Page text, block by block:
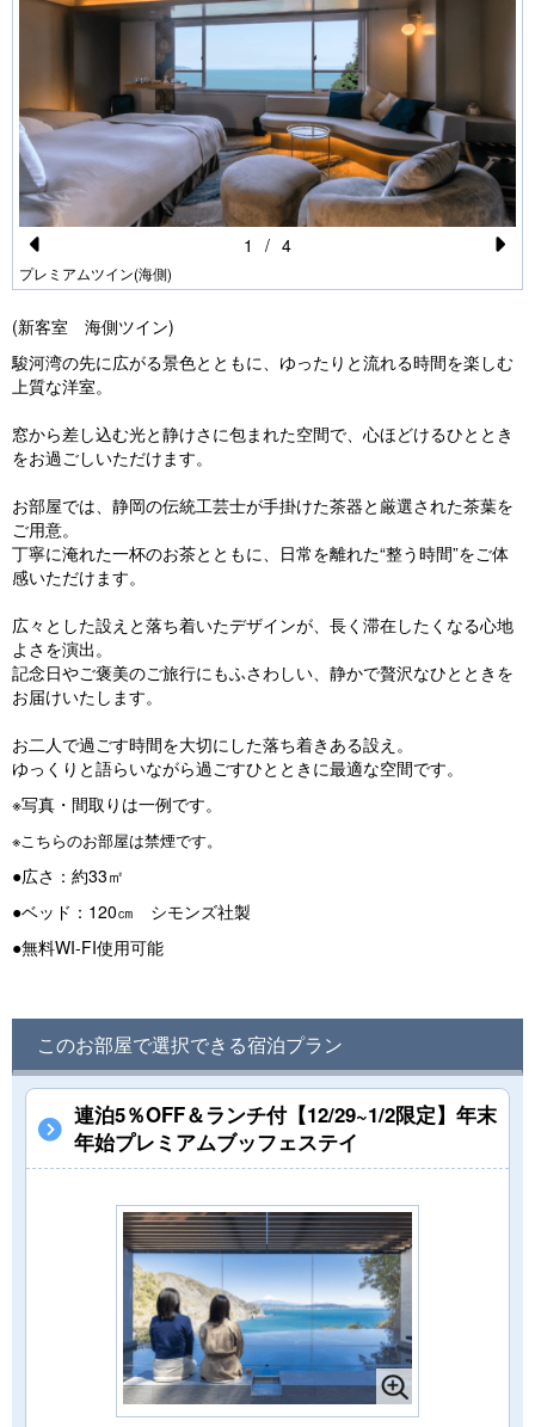
Pr
e
vi
o
s
プレミアムツイン(海側)
1 / 4
(新客室 海側ツイン)
駿河湾の先に広がる景色とともに、ゆったりと流れる時間を楽しむ
上質な洋室。
窓から差し込む光と静けさに包まれた空間で、心ほどけるひととき
をお過ごしいただけます。
お部屋では、静岡の伝統工芸士が手掛けた茶器と厳選された茶葉を
ご用意。
丁寧に淹れた一杯のお茶とともに、日常を離れた“整う時間”をご体
感いただけます。
広々とした設えと落ち着いたデザインが、長く滞在したくなる心地
よさを演出。
記念日やご褒美のご旅行にもふさわしい、静かで贅沢なひとときを
お届けいたします。
お二人で過ごす時間を大切にした落ち着きある設え。
ゆっくりと語らいながら過ごすひとときに最適な空間です。
※写真・間取りは一例です。
※こちらのお部屋は禁煙です。
●広さ：約33㎡
●ベッド：120㎝ シモンズ社製
●無料WI-FI使用可能
このお部屋で選択できる宿泊プラン
連泊5％OFF＆ランチ付【12/29~1/2限定】年末
年始プレミアムブッフェステイ